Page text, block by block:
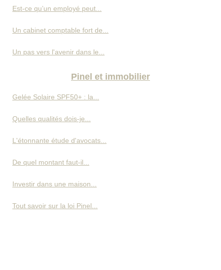
Est-ce qu’un employé peut...
Un cabinet comptable fort de...
Un pas vers l'avenir dans le...
Pinel et immobilier
Gelée Solaire SPF50+ : la...
Quelles qualités dois-je...
L'étonnante étude d'avocats...
De quel montant faut-il...
Investir dans une maison...
Tout savoir sur la loi Pinel...